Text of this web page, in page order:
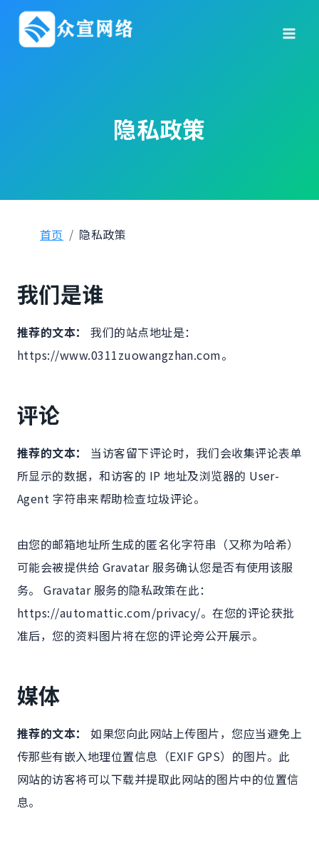
隐私政策
首页 隐私政策
我们是谁
推荐的文本：我们的站点地址是：
https://www.0311zuowangzhan.com。
评论
推荐的文本： 当访客留下评论时，我们会收集评论表单
所显示的数据，和访客的 IP 地址及浏览器的 User-
Agent 字符串来帮助检查垃圾评论。
由您的邮箱地址所生成的匿名化字符串（又称为哈希）
可能会被提供给 Gravatar 服务确认您是否有使用该服
务。 Gravatar 服务的隐私政策在此：
https://automattic.com/privacy/。在您的评论获批
准后，您的资料图片将在您的评论旁公开展示。
媒体
推荐的文本：如果您向此网站上传图片，您应当避免上
传那些有嵌入地理位置信息（EXIF GPS）的图片。此
网站的访客将可以下载并提取此网站的图片中的位置信
息。